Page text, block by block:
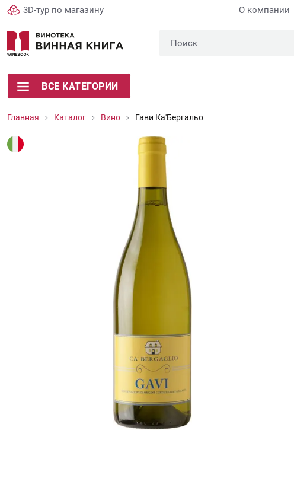
3D-тур по магазину О компании
ВСЕ КАТЕГОРИИ
Главная Каталог Вино Гави Ка'Бергальо